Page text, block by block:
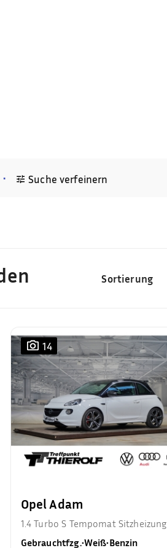
• Suche verfeinern
Sortierung
14
Opel Adam
1.4 Turbo S Tempomat Sitzheizung
Gebrauchtfzg.•Weiß•Benzin